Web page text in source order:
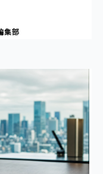
集部